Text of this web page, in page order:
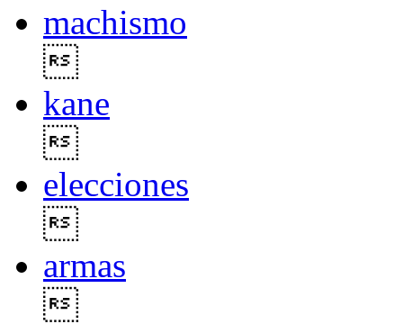
machismo
kane
elecciones
armas